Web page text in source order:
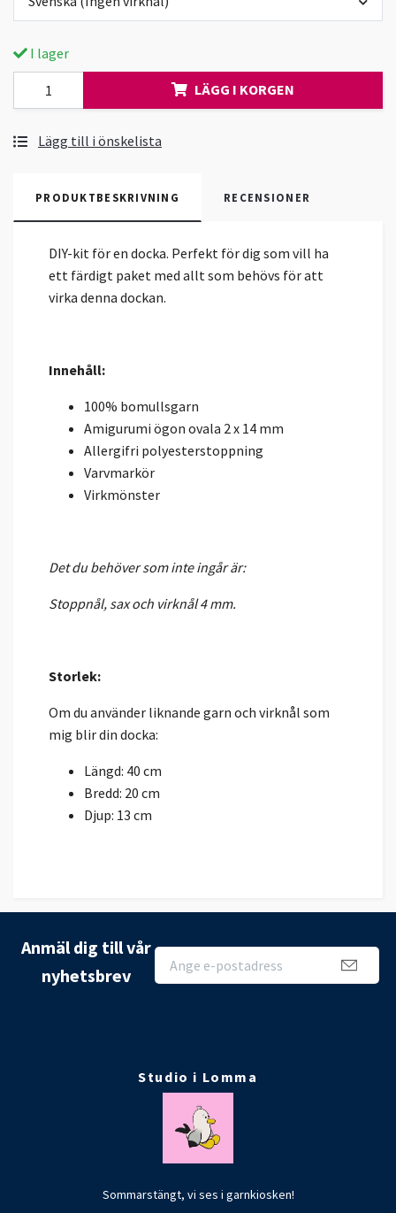
I lager
LÄGG I KORGEN
Lägg till i önskelista
PRODUKTBESKRIVNING RECENSIONER
DIY-kit för en docka. Perfekt för dig som vill ha
ett färdigt paket med allt som behövs för att
virka denna dockan.
Innehåll:
100% bomullsgarn
Amigurumi ögon ovala 2 x 14 mm
Allergifri polyesterstoppning
Varvmarkör
Virkmönster
Det du behöver som inte ingår är:
Stoppnål, sax och virknål 4 mm.
Storlek:
Om du använder liknande garn och virknål som
mig blir din docka:
Längd: 40 cm
Bredd: 20 cm
Djup: 13 cm
Anmäl dig till vår
nyhetsbrev
Studio i Lomma
Sommarstängt, vi ses i garnkiosken!